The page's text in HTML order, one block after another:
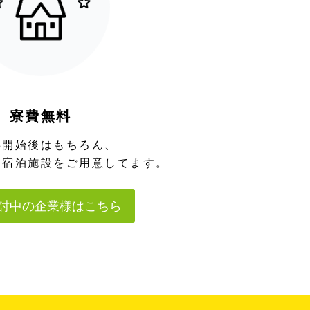
寮費無料
始後はもちろん、
泊施設をご用意してます。
中の企業様はこちら